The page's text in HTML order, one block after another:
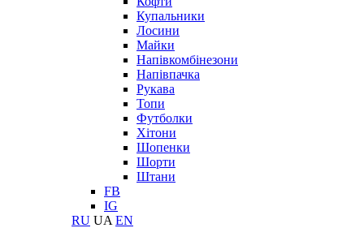
Купальники
Лосини
Майки
Напівкомбінезони
Напівпачка
Рукава
Топи
Футболки
Хітони
Шопенки
Шорти
Штани
FB
IG
RU UA EN